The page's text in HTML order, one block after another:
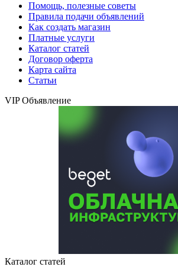
Помощь, полезные советы
Правила подачи объявлений
Как создать магазин
Платные услуги
Каталог статей
Договор оферта
Карта сайта
Статьи
VIP Объявление
Каталог статей